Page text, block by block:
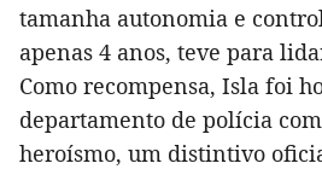
tamanha autonomia e
apenas 4 anos, teve para
Como recompensa, Isla foi
departamento de polícia
heroísmo, um distintivo